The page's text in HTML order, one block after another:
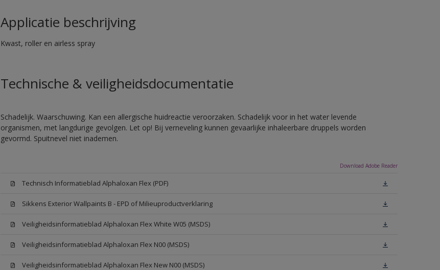
Applicatie beschrijving
Kwast, roller en airless spray
Technische & veiligheidsdocumentatie
Schadelijk. Waarschuwing. Kan een allergische huidreactie veroorzaken. Schadelijk voor in het water levende
organismen, met langdurige gevolgen. Let op! Bij verneveling kunnen gevaarlijke inhaleerbare druppels worden
gevormd. Spuitnevel niet inademen.
Download Adobe Reader
Technisch Informatieblad Alphaloxan Flex (PDF)
Sikkens Exterior Wallpaints B - EPD of Milieuproductverklaring
Veiligheidsinformatieblad Alphaloxan Flex White W05 (MSDS)
Veiligheidsinformatieblad Alphaloxan Flex N00 (MSDS)
Veiligheidsinformatieblad Alphaloxan Flex New N00 (MSDS)